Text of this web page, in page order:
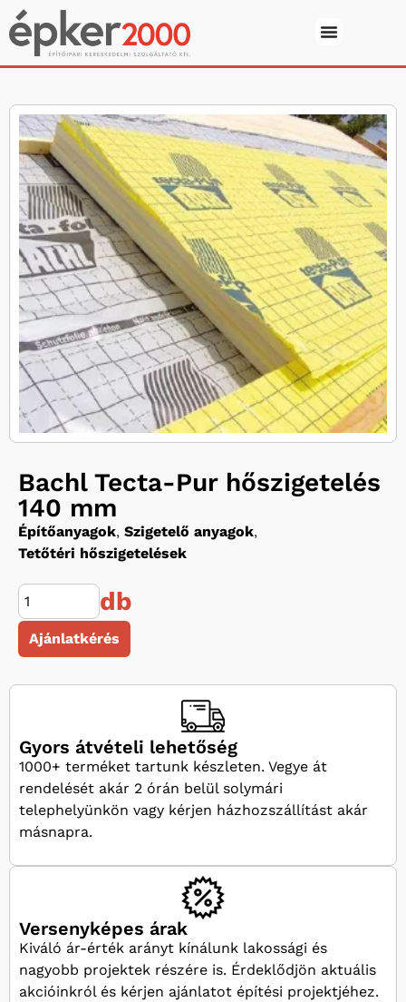
Bachl Tecta-Pur hőszigetelés
140 mm
Építőanyagok, Szigetelő anyagok,
Tetőtéri hőszigetelések
db
Ajánlatkérés
Gyors átvételi lehetőség
1000+ terméket tartunk készleten. Vegye át
rendelését akár 2 órán belül solymári
telephelyünkön vagy kérjen házhozszállítást akár
másnapra.
Versenyképes árak
Kiváló ár-érték arányt kínálunk lakossági és
nagyobb projektek részére is. Érdeklődjön aktuális
akcióinkról és kérjen ajánlatot építési projektjéhez.